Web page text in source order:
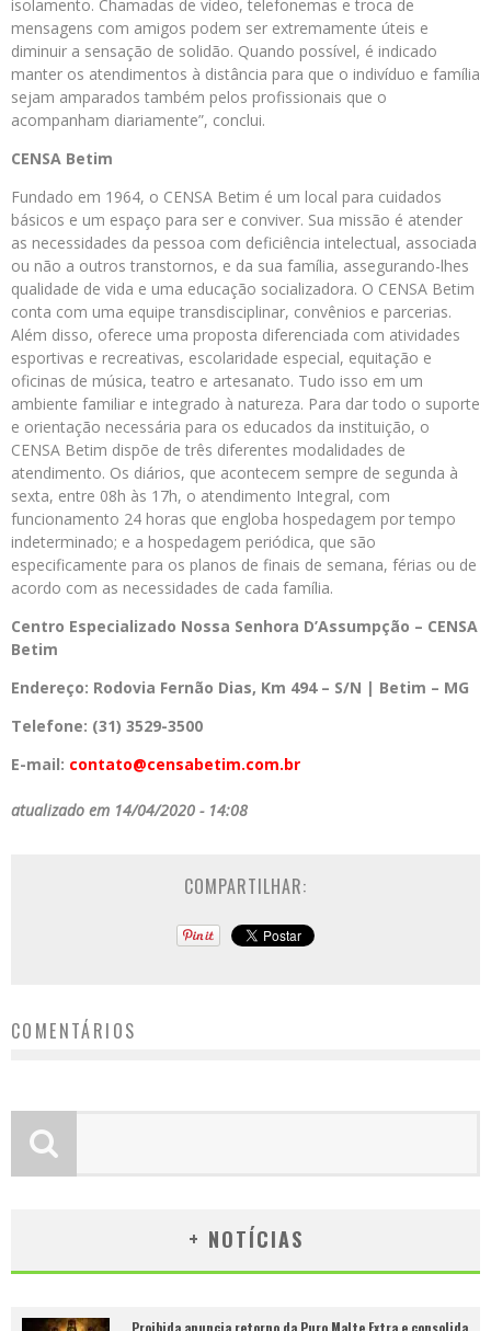
isolamento. Chamadas de vídeo, telefonemas e troca de
mensagens com amigos podem ser extremamente úteis e
diminuir a sensação de solidão. Quando possível, é indicado
manter os atendimentos à distância para que o indivíduo e família
sejam amparados também pelos profissionais que o
acompanham diariamente”, conclui.
CENSA Betim
Fundado em 1964, o CENSA Betim é um local para cuidados
básicos e um espaço para ser e conviver. Sua missão é atender
as necessidades da pessoa com deficiência intelectual, associada
ou não a outros transtornos, e da sua família, assegurando-lhes
qualidade de vida e uma educação socializadora. O CENSA Betim
conta com uma equipe transdisciplinar, convênios e parcerias.
Além disso, oferece uma proposta diferenciada com atividades
esportivas e recreativas, escolaridade especial, equitação e
oficinas de música, teatro e artesanato. Tudo isso em um
ambiente familiar e integrado à natureza. Para dar todo o suporte
e orientação necessária para os educados da instituição, o
CENSA Betim dispõe de três diferentes modalidades de
atendimento. Os diários, que acontecem sempre de segunda à
sexta, entre 08h às 17h, o atendimento Integral, com
funcionamento 24 horas que engloba hospedagem por tempo
indeterminado; e a hospedagem periódica, que são
especificamente para os planos de finais de semana, férias ou de
acordo com as necessidades de cada família.
Centro Especializado Nossa Senhora D’Assumpção – CENSA
Betim
Endereço: Rodovia Fernão Dias, Km 494 – S/N | Betim – MG
Telefone: (31) 3529-3500
E-mail: contato@censabetim.com.br
atualizado em 14/04/2020 - 14:08
COMPARTILHAR:
COMENTÁRIOS
+ NOTÍCIAS